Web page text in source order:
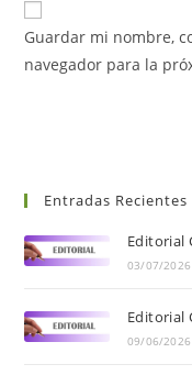
Guardar mi nombre,
navegador para la
Entradas Recientes
Editorial
03/07/2026
Editorial
09/06/2026